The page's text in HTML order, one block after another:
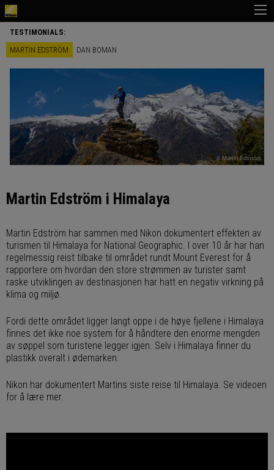
TESTIMONIALS:
MARTIN EDSTRÖM
DAN BOMAN
© Martin Edström
Martin Edström i Himalaya
Martin Edström har sammen med Nikon dokumentert effekten av
turismen til Himalaya for National Geographic. I over 10 år har han
regelmessig reist tilbake til området rundt Mount Everest for å
rapportere om hvordan den store strømmen av turister samt
raske utviklingen av destinasjonen har hatt en negativ virkning på
klima og miljø.
Fordi dette området ligger langt oppe i de høye fjellene i Himalaya
finnes det ikke noe system for å håndtere den enorme mengden
av søppel som turistene legger igjen. Selv i Himalaya finner du
plastikk overalt i ødemarken.
Nikon har dokumentert Martins siste reise til Himalaya. Se videoen
for å lære mer.